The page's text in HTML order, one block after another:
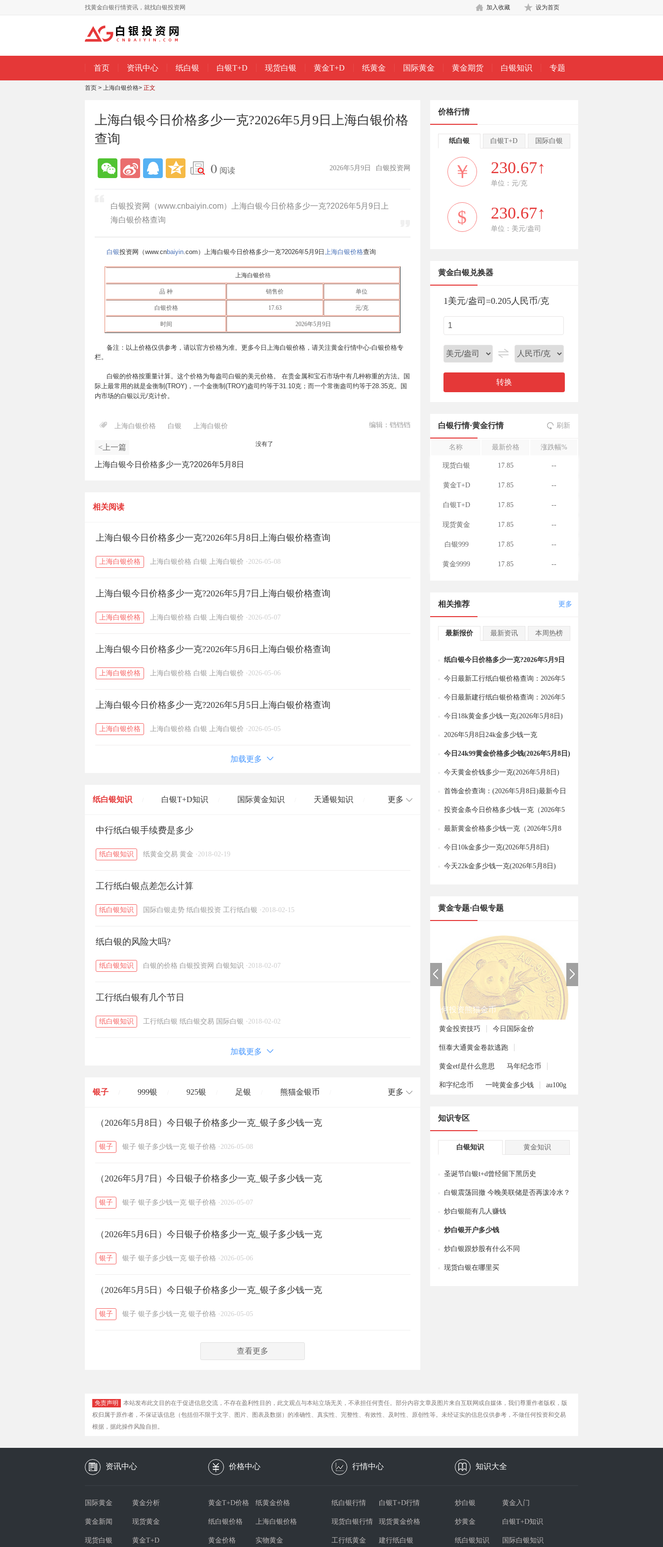
找黄金白银行情资讯，就找白银投资网 设为首页
加入收藏
首页 资讯中心 纸白银 白银T+D 现货白银 黄金T+D 纸黄金 国际黄金 黄金期货 白银知识 专题
首页 > 上海白银价格> 正文
上海白银今日价格多少一克?2026年5月9日上海白银价格
查询
0 阅读 白银投资网
2026年5月9日
白银投资网（www.cnbaiyin.com）上海白银今日价格多少一克?2026年5月9日上
海白银价格查询
白银投资网（www.cnbaiyin.com）上海白银今日价格多少一克?2026年5月9日 上海白银价格查询
上海白银价格
品 种 销售价 单位
白银价格 17.63 元/克
时间 2026年5月9日
备注：以上价格仅供参考，请以官方价格为准。更多今日上海白银价格，请关注黄金行情中心-白银价格专
栏。
白银的价格按重量计算。这个价格为每盎司白银的美元价格。 在贵金属和宝石市场中有几种称重的方法。国
际上最常用的就是金衡制(TROY)，一个金衡制(TROY)盎司约等于31.10克；而一个常衡盎司约等于28.35克。国
内市场的白银以元/克计价。
上海白银价格 白银 上海白银价 编辑：铛铛铛
<上一篇
上海白银今日价格多少一克?2026年5月8日
没有了
相关阅读
上海白银今日价格多少一克?2026年5月8日上海白银价格查询
上海白银价格 上海白银价格 白银 上海白银价 · 2026-05-08
上海白银今日价格多少一克?2026年5月7日上海白银价格查询
上海白银价格 上海白银价格 白银 上海白银价 · 2026-05-07
上海白银今日价格多少一克?2026年5月6日上海白银价格查询
上海白银价格 上海白银价格 白银 上海白银价 · 2026-05-06
上海白银今日价格多少一克?2026年5月5日上海白银价格查询
上海白银价格 上海白银价格 白银 上海白银价 · 2026-05-05
加载更多
纸白银知识 白银T+D知识 国际黄金知识 天通银知识
黄金T+D知识 / 粤贵银知识
更多
中行纸白银手续费是多少
纸白银知识 纸黄金交易 黄金 · 2018-02-19
工行纸白银点差怎么计算
纸白银知识 国际白银走势 纸白银投资 工行纸白银 · 2018-02-15
纸白银的风险大吗?
纸白银知识 白银的价格 白银投资网 白银知识 · 2018-02-07
工行纸白银有几个节日
纸白银知识 工行纸白银 纸白银交易 国际白银 · 2018-02-02
加载更多
银子 999银 925银 足银 熊猫金银币
开国纪念币 大清银币 / 长城币 / 老凤祥
菜百 周生生 周大生
六福 / 金至尊 / 潮宏基 / 亚一金店 黄金
更多
（2026年5月8日）今日银子价格多少一克_银子多少钱一克
银子 银子 银子多少钱一克 银子价格 · 2026-05-08
（2026年5月7日）今日银子价格多少一克_银子多少钱一克
银子 银子 银子多少钱一克 银子价格 · 2026-05-07
（2026年5月6日）今日银子价格多少一克_银子多少钱一克
银子 银子 银子多少钱一克 银子价格 · 2026-05-06
（2026年5月5日）今日银子价格多少一克_银子多少钱一克
银子 银子 银子多少钱一克 银子价格 · 2026-05-05
查看更多
价格行情
纸白银 白银T+D 国际白银
￥ 230.67↑
单位：元/克
$ 230.67↑
单位：美元/盎司
黄金白银兑换器
1美元/盎司 =0.205人民币/克
转换
白银行情·黄金行情 刷新
名称 最新价格 涨跌幅%
现货白银 17.85 --
黄金T+D 17.85 --
白银T+D 17.85 --
现货黄金 17.85 --
白银999 17.85 --
黄金9999 17.85 --
相关推荐 更多
最新报价 最新资讯 本周热榜
纸白银今日价格多少一克?2026年5月9日
纸白银价格查询
今日最新工行纸白银价格查询：2026年5
月9日工行纸白银价格多少一克？
今日最新建行纸白银价格查询：2026年5
月9日建行纸白银价格多少一克？
今日18k黄金多少钱一克(2026年5月8日)
2026年5月8日24k金多少钱一克
今日24k99黄金价格多少钱(2026年5月8日)
今天黄金价钱多少一克(2026年5月8日)
首饰金价查询：(2026年5月8日)最新今日
金价多少一克？
投资金条今日价格多少钱一克（2026年5
月8日）
最新黄金价格多少钱一克（2026年5月8
日）
今日10k金多少一克(2026年5月8日)
今天22k金多少钱一克(2026年5月8日)
黄金专题·白银专题
如何投资熊猫金币
黄金投资技巧 今日国际金价
恒泰大通黄金卷款逃跑
黄金etf是什么意思 马年纪念币
和字纪念币 一吨黄金多少钱 au100g
知识专区
白银知识 黄金知识
圣诞节白银t+d曾经留下黑历史
白银震荡回撤 今晚美联储是否再泼冷水？
炒白银能有几人赚钱
炒白银开户多少钱
炒白银跟炒股有什么不同
现货白银在哪里买
免责声明
本站发布此文目的在于促进信息交流，不存在盈利性目的，此文观点与本站立场无关，不承担任何责任。部分内容文章及图片来自互联网或自媒体，我们尊重作者版权，版
权归属于原作者，不保证该信息（包括但不限于文字、图片、图表及数据）的准确性、真实性、完整性、有效性、及时性、原创性等。未经证实的信息仅供参考，不做任何投资和交易
根据，据此操作风险自担。
资讯中心 价格中心 行情中心 知识大全
国际黄金 黄金分析
黄金新闻 现货黄金
现货白银 黄金T+D
黄金T+D价格 纸黄金价格
纸白银价格 上海白银价格
黄金价格 实物黄金
纸白银行情 白银T+D行情
现货白银行情 现货黄金价格
工行纸黄金 建行纸白银
炒白银 黄金入门
炒黄金 白银T+D知识
纸白银知识 国际白银知识